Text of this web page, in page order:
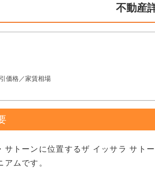
不動産
価格／家賃相場
サトーンに位置するザ イッサラ サト
アムです。